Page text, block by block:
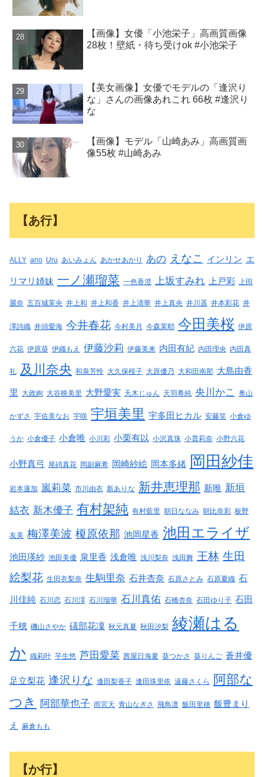
【画像】女優「小池栄子」高画質画像
28枚！壁紙・待ち受けok #小池栄子
【美女画像】女優でモデルの「逢沢り
な」さんの画像あれこれ 66枚 #逢沢り
な
【画像】モデル「山崎あみ」高画質画
像55枚 #山崎あみ
【あ行】
ALLY ano Uru あいみょん あかせあかり あの えなこ インリン エ
リマリ姉妹 一ノ瀬瑠菜 一色香澄 上坂すみれ 上戸彩 上田
麗奈 五百城茉央 井上和 井上和香 井上清華 井上真央 井川遥 井本彩花 井
澤詩織 井頭愛海 今井春花 今村美月 今森茉耶 今田美桜 伊原
六花 伊原葵 伊織もえ 伊藤沙莉 伊藤美来 内田有紀 内田理央 内田真
礼 及川奈央 和泉芳怜 大久保桜子 大原優乃 大和田南那 大島由香
里 大政絢 大谷映美里 大野愛実 天木じゅん 天羽希純 央川かこ 奥山
かずさ 宇佐美なお 宇咲 宇垣美里 宇多田ヒカル 安藤笑 小倉ゆ
うか 小倉優子 小倉唯 小川彩 小栗有以 小沢真珠 小貫莉奈 小野六花
小野真弓 尾碕真花 岡副麻希 岡崎紗絵 岡本多緒 岡田紗佳
岩本蓮加 嵐莉菜 市川由衣 新ありな 新井恵理那 新唯 新垣
結衣 新木優子 有村架純 有村藍里 朝日ななみ 朝比奈彩 板野
友美 梅澤美波 榎原依那 池岡星香 池田エライザ
池田瑛紗 池田美優 泉里香 浅倉唯 浅川梨奈 浅田舞 王林 生田
絵梨花 生田衣梨奈 生駒里奈 石井杏奈 石原さとみ 石原夏織 石
川佳純 石川恋 石川澪 石川瑠華 石川真佑 石橋杏奈 石田ゆり子 石田
千穂 磯山さやか 礒部花凜 秋元真夏 秋田汐梨 綾瀬はる
か 織莉叶 芋生悠 芦田愛菜 茜屋日海夏 葵つかさ 葵りんご 蒼井優
足立梨花 逢沢りな 逢田梨香子 逢田珠里依 遠藤さくら
阿部な
つき
阿部華也子 雨宮天 青山なぎさ 飛鳥凛 飯田里穂 飯豊まり
え 麻倉もも
【か行】